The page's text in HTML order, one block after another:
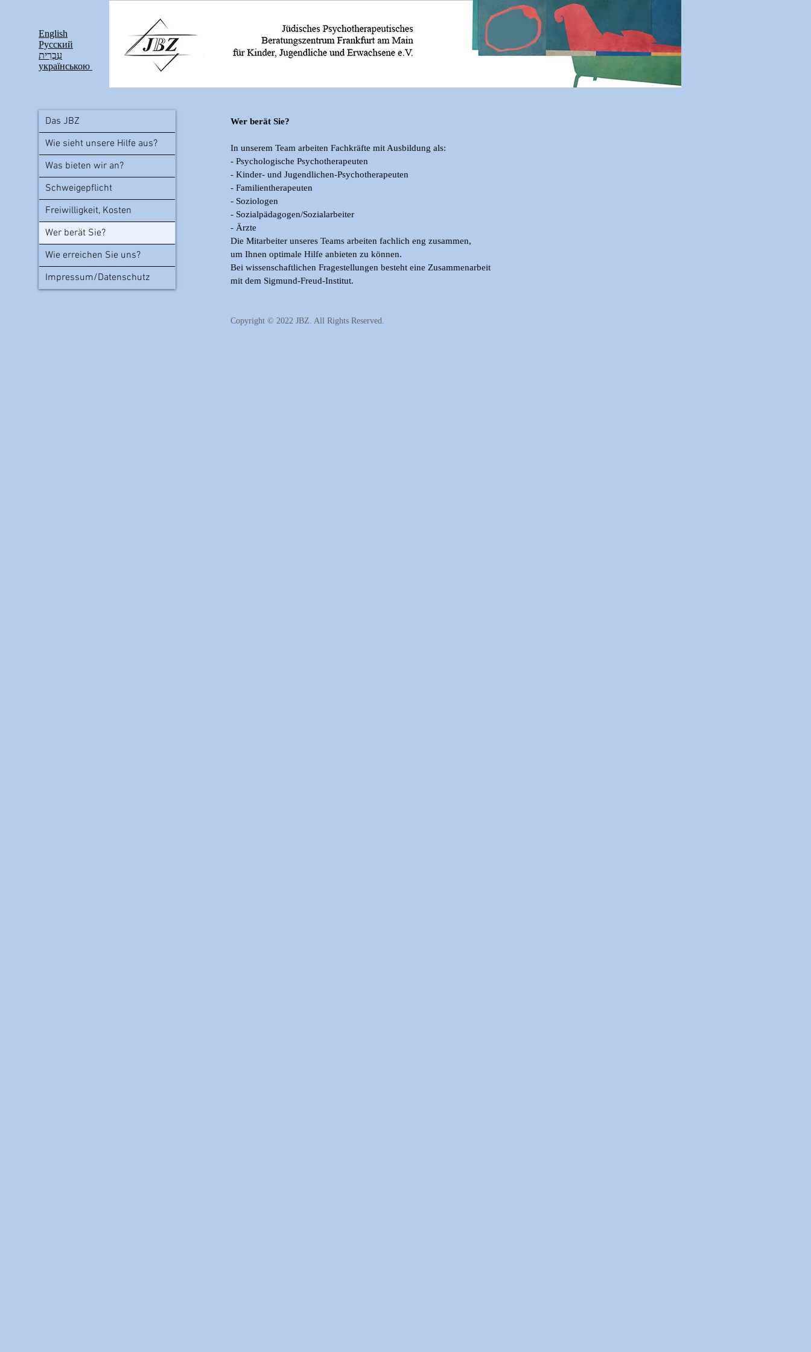
Das JBZ
Wie sieht unsere Hilfe aus?
Was bieten wir an?
Schweigepflicht
Freiwilligkeit, Kosten
Wer berät Sie?
Wie erreichen Sie uns?
Impressum/Datenschutz
English
Pусский
עִבְרִית
українською
Wer berät Sie?
In unserem Team arbeiten Fachkräfte mit Ausbildung als:
- Psychologische Psychotherapeuten
- Kinder- und Jugendlichen-Psychotherapeuten
- Familientherapeuten
- Soziologen
- Sozialpädagogen/Sozialarbeiter
- Ärzte
Die Mitarbeiter unseres Teams arbeiten fachlich eng zusammen,
um Ihnen optimale Hilfe anbieten zu können.
Bei wissenschaftlichen Fragestellungen besteht eine Zusammenarbeit
mit dem Sigmund-Freud-Institut.
Copyright © 2022 JBZ. All Rights Reserved.